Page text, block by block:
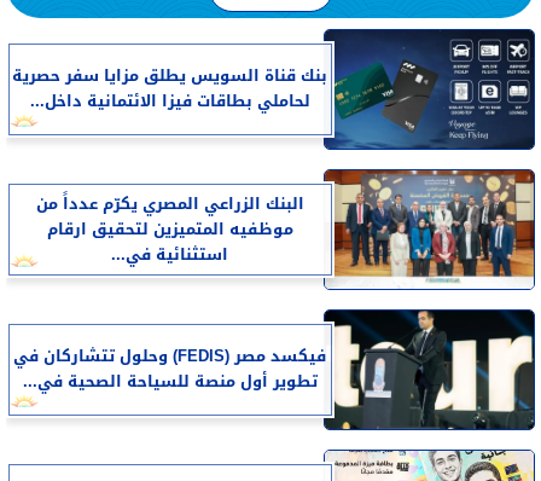
بنك قناة السويس يطلق مزايا سفر حصرية
لحاملي بطاقات فيزا الائتمانية داخل...
البنك الزراعي المصري يكرّم عدداً من
موظفيه المتميزين لتحقيق ارقام
استثنائية في...
فيكسد مصر (FEDIS) وحلول تتشاركان في
تطوير أول منصة للسياحة الصحية في...